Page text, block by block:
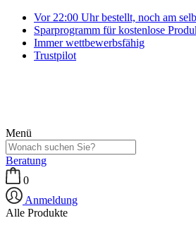
Vor 22:00 Uhr bestellt, noch am
Sparprogramm für kostenlose
Immer wettbewerbsfähig
Trustpilot
Menü
Beratung
0
Anmeldung
Alle Produkte